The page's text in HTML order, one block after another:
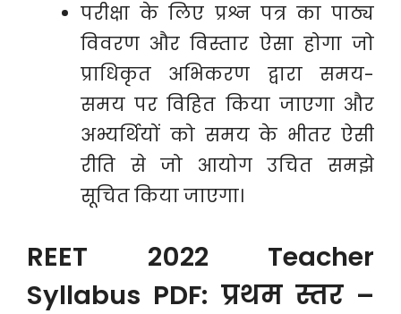
परीक्षा के लिए प्रश्न पत्र का पाठ्य
विवरण और विस्तार ऐसा होगा जो
प्राधिकृत अभिकरण द्वारा समय-
समय पर विहित किया जाएगा और
अभ्यर्थियों को समय के भीतर ऐसी
रीति से जो आयोग उचित समझे
सूचित किया जाएगा।
REET 2022 Teacher
Syllabus PDF: प्रथम स्तर –